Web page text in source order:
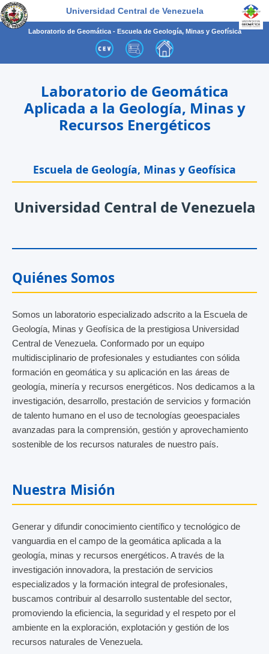
Universidad Central de Venezuela
Laboratorio de Geomática - Escuela de Geología, Minas y Geofísica
Laboratorio de Geomática
Aplicada a la Geología, Minas y
Recursos Energéticos
Escuela de Geología, Minas y Geofísica
Universidad Central de Venezuela
Quiénes Somos
Somos un laboratorio especializado adscrito a la Escuela de
Geología, Minas y Geofísica de la prestigiosa Universidad
Central de Venezuela. Conformado por un equipo
multidisciplinario de profesionales y estudiantes con sólida
formación en geomática y su aplicación en las áreas de
geología, minería y recursos energéticos. Nos dedicamos a la
investigación, desarrollo, prestación de servicios y formación
de talento humano en el uso de tecnologías geoespaciales
avanzadas para la comprensión, gestión y aprovechamiento
sostenible de los recursos naturales de nuestro país.
Nuestra Misión
Generar y difundir conocimiento científico y tecnológico de
vanguardia en el campo de la geomática aplicada a la
geología, minas y recursos energéticos. A través de la
investigación innovadora, la prestación de servicios
especializados y la formación integral de profesionales,
buscamos contribuir al desarrollo sustentable del sector,
promoviendo la eficiencia, la seguridad y el respeto por el
ambiente en la exploración, explotación y gestión de los
recursos naturales de Venezuela.